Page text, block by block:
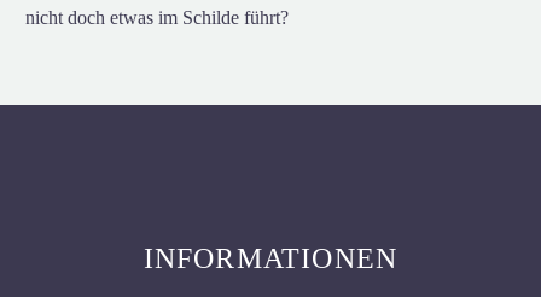
nicht doch etwas im Schilde führt?
INFORMATIONEN